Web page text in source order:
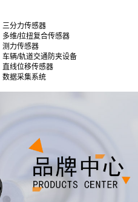
三分力传感器
多维/拉扭复合传感器
测力传感器
车辆/轨道交通防夹设备
直线位移传感器
数据采集系统